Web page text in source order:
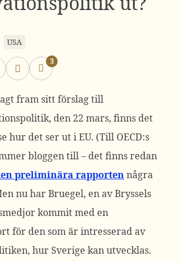
USA
3
fram sitt förslag till
den 22 mars, finns det
hur det ser ut i EU. (Till OECD:s
bloggen till – det finns redan
preliminära rapportennågra
nu har Bruegel, en av Bryssels
kommit med en
för den som är intresserad av
hur Sverige kan utvecklas.